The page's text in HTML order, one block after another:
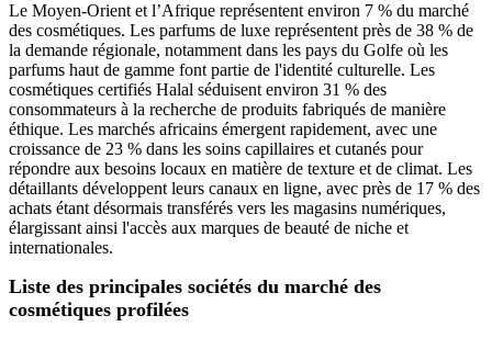
Le Moyen-Orient et l’Afrique représentent environ 7 % du marché
des cosmétiques. Les parfums de luxe représentent près de 38 % de
la demande régionale, notamment dans les pays du Golfe où les
parfums haut de gamme font partie de l'identité culturelle. Les
cosmétiques certifiés Halal séduisent environ 31 % des
consommateurs à la recherche de produits fabriqués de manière
éthique. Les marchés africains émergent rapidement, avec une
croissance de 23 % dans les soins capillaires et cutanés pour
répondre aux besoins locaux en matière de texture et de climat. Les
détaillants développent leurs canaux en ligne, avec près de 17 % des
achats étant désormais transférés vers les magasins numériques,
élargissant ainsi l'accès aux marques de beauté de niche et
internationales.
Liste des principales sociétés du marché des
cosmétiques profilées